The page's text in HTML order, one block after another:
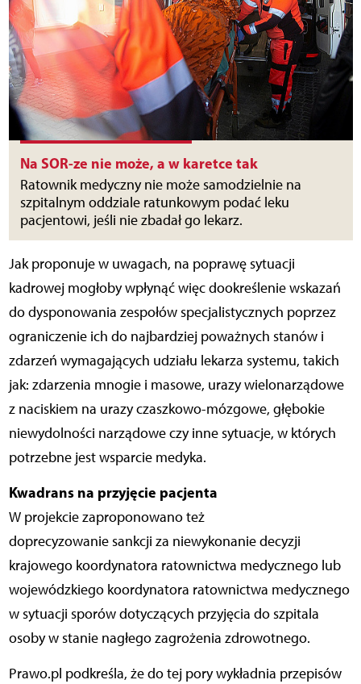
Na SOR-ze nie może, a w karetce tak
Ratownik medyczny nie może samodzielnie na
szpitalnym oddziale ratunkowym podać leku
pacjentowi, jeśli nie zbadał go lekarz.
Jak proponuje w uwagach, na poprawę sytuacji
kadrowej mogłoby wpłynąć więc dookreślenie wskazań
do dysponowania zespołów specjalistycznych poprzez
ograniczenie ich do najbardziej poważnych stanów i
zdarzeń wymagających udziału lekarza systemu, takich
jak: zdarzenia mnogie i masowe, urazy wielonarządowe
z naciskiem na urazy czaszkowo-mózgowe, głębokie
niewydolności narządowe czy inne sytuacje, w których
potrzebne jest wsparcie medyka.
Kwadrans na przyjęcie pacjenta
W projekcie zaproponowano też
doprecyzowanie sankcji za niewykonanie decyzji
krajowego koordynatora ratownictwa medycznego lub
wojewódzkiego koordynatora ratownictwa medycznego
w sytuacji sporów dotyczących przyjęcia do szpitala
osoby w stanie nagłego zagrożenia zdrowotnego.
Prawo.pl podkreśla, że do tej pory wykładnia przepisów